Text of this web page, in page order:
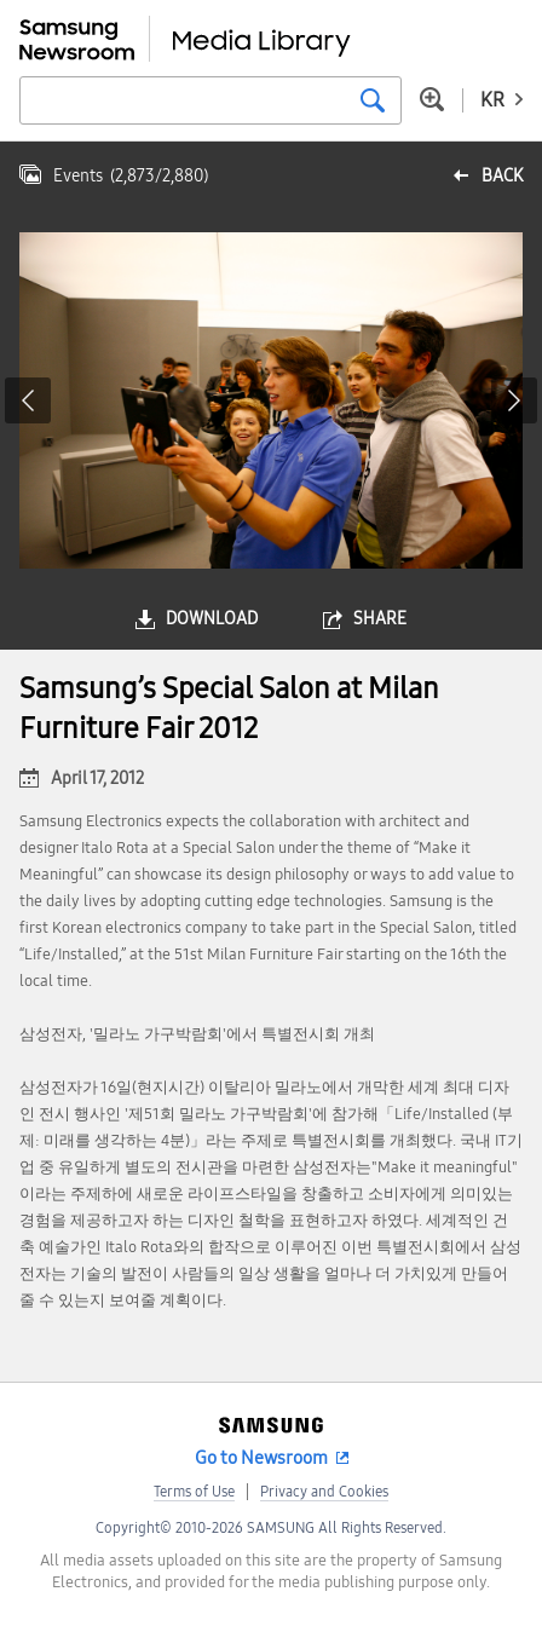
KR
BACK
Events (2,873/2,880)
DOWNLOAD SHARE
Samsung’s Special Salon at Milan
Furniture Fair 2012
April 17, 2012
Samsung Electronics expects the collaboration with architect and
designer Italo Rota at a Special Salon under the theme of “Make it
Meaningful” can showcase its design philosophy or ways to add value to
the daily lives by adopting cutting edge technologies. Samsung is the
first Korean electronics company to take part in the Special Salon, titled
“Life/Installed,” at the 51st Milan Furniture Fair starting on the 16th the
local time.
삼성전자, '밀라노 가구박람회'에서 특별전시회 개최
삼성전자가 16일(현지시간) 이탈리아 밀라노에서 개막한 세계 최대 디자
인 전시 행사인 '제51회 밀라노 가구박람회'에 참가해「Life/Installed (부
제: 미래를 생각하는 4분)」라는 주제로 특별전시회를 개최했다. 국내 IT기
업 중 유일하게 별도의 전시관을 마련한 삼성전자는"Make it meaningful"
이라는 주제하에 새로운 라이프스타일을 창출하고 소비자에게 의미있는
경험을 제공하고자 하는 디자인 철학을 표현하고자 하였다. 세계적인 건
축 예술가인 Italo Rota와의 합작으로 이루어진 이번 특별전시회에서 삼성
전자는 기술의 발전이 사람들의 일상 생활을 얼마나 더 가치있게 만들어
줄 수 있는지 보여줄 계획이다.
Go to Newsroom
Terms of Use Privacy and Cookies
Copyright© 2010-2026 SAMSUNG All Rights Reserved.
All media assets uploaded on this site are the property of Samsung
Electronics, and provided for the media publishing purpose only.